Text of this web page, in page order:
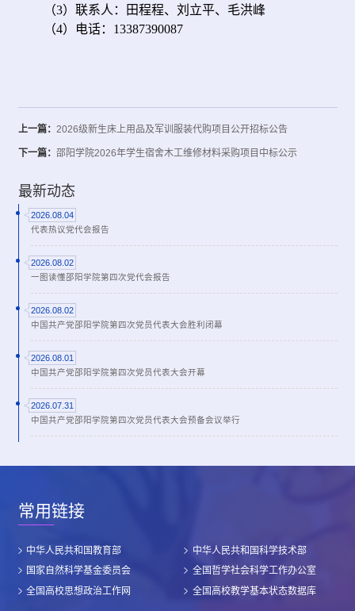
（3）联系人：田程程、刘立平、毛洪峰
（4）电话： 13387390087
上一篇： 2026级新生床上用品及军训服装代购项目公开招标公告
下一篇： 邵阳学院2026年学生宿舍木工维修材料采购项目中标公示
最新动态
2026.08.04
代表热议党代会报告
2026.08.02
一图读懂邵阳学院第四次党代会报告
2026.08.02
中国共产党邵阳学院第四次党员代表大会胜利闭幕
2026.08.01
中国共产党邵阳学院第四次党员代表大会开幕
2026.07.31
中国共产党邵阳学院第四次党员代表大会预备会议举行
常用链接
中华人民共和国教育部
中华人民共和国科学技术部
国家自然科学基金委员会
全国哲学社会科学工作办公室
全国高校思想政治工作网
全国高校教学基本状态数据库